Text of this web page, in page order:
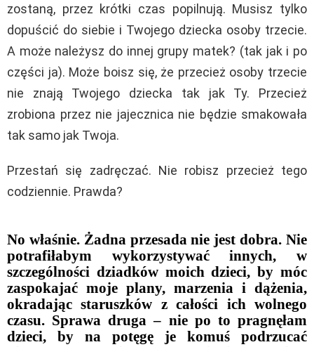
zostaną, przez krótki czas popilnują. Musisz tylko
dopuścić do siebie i Twojego dziecka osoby trzecie.
A może należysz do innej grupy matek? (tak jak i po
części ja). Może boisz się, że przecież osoby trzecie
nie znają Twojego dziecka tak jak Ty. Przecież
zrobiona przez nie jajecznica nie będzie smakowała
tak samo jak Twoja.
Przestań się zadręczać. Nie robisz przecież tego
codziennie. Prawda?
No właśnie. Żadna przesada nie jest dobra. Nie
potrafiłabym wykorzystywać innych, w
szczególności dziadków moich dzieci, by móc
zaspokajać moje plany, marzenia i dążenia,
okradając staruszków z całości ich wolnego
czasu. Sprawa druga – nie po to pragnęłam
dzieci, by na potęgę je komuś podrzucać